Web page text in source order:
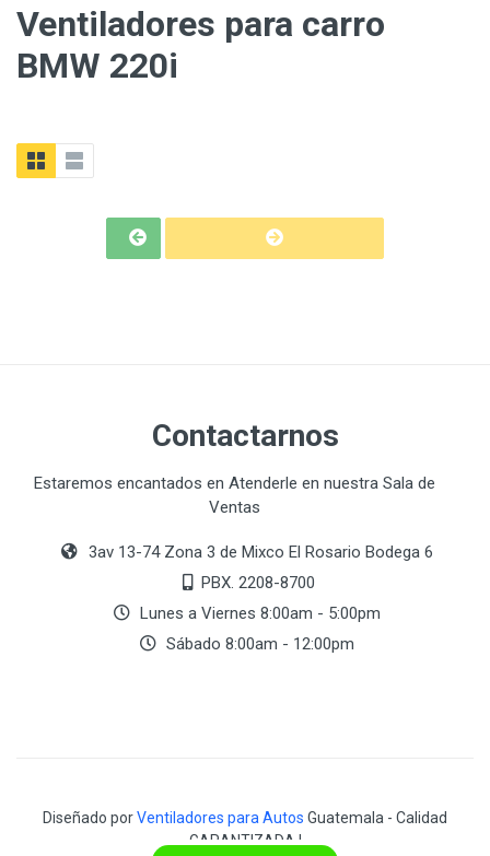
Ventiladores para carro
BMW 220i
Contactarnos
Estaremos encantados en Atenderle en nuestra Sala de
Ventas
3av 13-74 Zona 3 de Mixco El Rosario Bodega 6
PBX. 2208-8700
Lunes a Viernes 8:00am - 5:00pm
Sábado 8:00am - 12:00pm
Diseñado porVentiladores para Autos Guatemala - Calidad
GARANTIZADA !